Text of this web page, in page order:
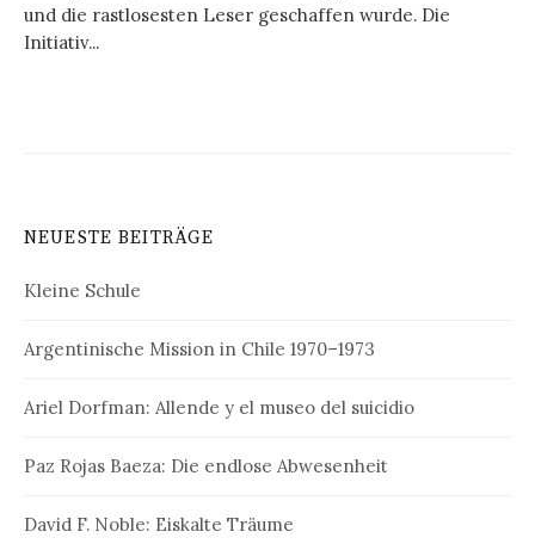
und die rastlosesten Leser geschaffen wurde. Die
Initiativ...
NEUESTE BEITRÄGE
Kleine Schule
Argentinische Mission in Chile 1970–1973
Ariel Dorfman: Allende y el museo del suicidio
Paz Rojas Baeza: Die endlose Abwesenheit
David F. Noble: Eiskalte Träume